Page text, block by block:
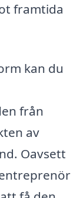
framtida
kan du
från
av
Oavsett